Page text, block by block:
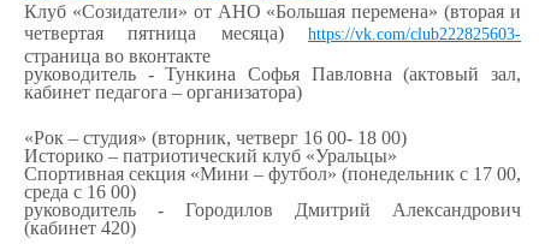
Клуб «Созидатели» от АНО «Большая перемена» (вторая и
четвертая пятница месяца) https://vk.com/club222825603-
страница во вконтакте
руководитель - Тункина Софья Павловна (актовый зал,
кабинет педагога – организатора)
«Рок – студия» (вторник, четверг 16 00- 18 00)
Историко – патриотический клуб «Уральцы»
Спортивная секция «Мини – футбол» (понедельник с 17 00,
среда с 16 00)
руководитель - Городилов Дмитрий Александрович
(кабинет 420)